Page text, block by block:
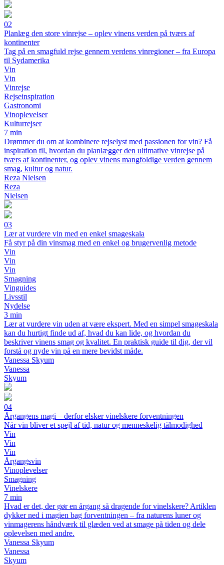
02
Planlæg den store vinrejse – oplev vinens verden på tværs af
kontinenter
Tag på en smagfuld rejse gennem verdens vinregioner – fra Europa
til Sydamerika
Vin
Vin
Vinrejse
Rejseinspiration
Gastronomi
Vinoplevelser
Kulturrejser
7 min
Drømmer du om at kombinere rejselyst med passionen for vin? Få
inspiration til, hvordan du planlægger den ultimative vinrejse på
tværs af kontinenter, og oplev vinens mangfoldige verden gennem
smag, kultur og natur.
Reza Nielsen
Reza
Nielsen
03
Lær at vurdere vin med en enkel smageskala
Få styr på din vinsmag med en enkel og brugervenlig metode
Vin
Vin
Vin
Smagning
Vinguides
Livsstil
Nydelse
3 min
Lær at vurdere vin uden at være ekspert. Med en simpel smageskala
kan du hurtigt finde ud af, hvad du kan lide, og hvordan du
beskriver vinens smag og kvalitet. En praktisk guide til dig, der vil
forstå og nyde vin på en mere bevidst måde.
Vanessa Skyum
Vanessa
Skyum
04
Årgangens magi – derfor elsker vinelskere forventningen
Når vin bliver et spejl af tid, natur og menneskelig tålmodighed
Vin
Vin
Vin
Årgangsvin
Vinoplevelser
Smagning
Vinelskere
7 min
Hvad er det, der gør en årgang så dragende for vinelskere? Artiklen
dykker ned i magien bag forventningen – fra naturens luner og
vinmagerens håndværk til glæden ved at smage på tiden og dele
oplevelsen med andre.
Vanessa Skyum
Vanessa
Skyum